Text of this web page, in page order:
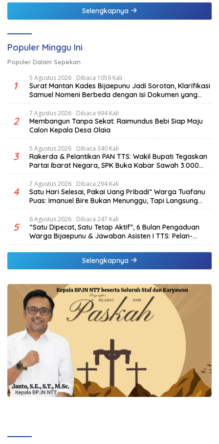
Selengkapnya
Populer Minggu Ini
Populer Dalam Sepekan
1
5 Agustus 2026 Dibaca 1059 Kali
Surat Mantan Kades Bijaepunu Jadi Sorotan, Klarifikasi
Samuel Nomeni Berbeda dengan Isi Dokumen yang
Beredar
2
7 Agustus 2026 Dibaca 694 Kali
Membangun Tanpa Sekat: Raimundus Bebi Siap Maju
Calon Kepala Desa Olaia
3
5 Agustus 2026 Dibaca 340 Kali
Rakerda & Pelantikan PAN TTS: Wakil Bupati Tegaskan
Partai Ibarat Negara, SPK Buka Kabar Sawah 3.000
Hektar & Larangan Politik Uang
4
7 Agustus 2026 Dibaca 294 Kali
Satu Hari Selesai, Pakai Uang Pribadi” Warga Tuafanu
Puas: Imanuel Bire Bukan Menunggu, Tapi Langsung
Bekerja
5
6 Agustus 2026 Dibaca 247 Kali
“Satu Dipecat, Satu Tetap Aktif”, 6 Bulan Pengaduan
Warga Bijaepunu & Jawaban Asisten I TTS: Pelan-
pelan, Tapi Pasti.
Selengkapnya